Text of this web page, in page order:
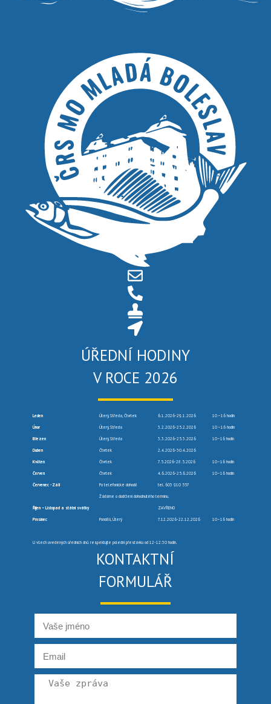
ÚŘEDNÍ HODINY
V ROCE 2026
Leden Úterý, Středa, Čtvrtek 6.1.2026-29.1.2026 10 –16 hodin
Únor Úterý, Středa 3.2.2026-25.2.2026 10 –16 hodin
Březen Úterý, Středa 3.3.2026-25.3.2026 10–16 hodin
Duben Čtvrtek 2.4.2026-30.4.2026
Květen Čtvrtek 7.5.2026-28.5.2026 10–16 hodin
Červen Čtvrtek 4.6.2026-25.6.2026 10–16 hodin
Červenec -Září Po telefonické dohodě tel. 603 910 557
Žádáme o dodržení dohodnutého termínu.
Říjen – Listopad a státní svátky ZAVŘENO
Prosinec Pondělí, Úterý 7.12.2026-22.12.2026 10–16 hodin
U všech uvedených úředních dnů respektujte polední přestávku od 12-12:30 hodin.
KONTAKTNÍ
FORMULÁŘ